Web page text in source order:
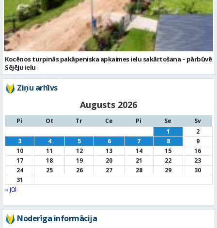
Kocēnos turpinās pakāpeniska apkaimes ielu sakārtošana – pārbūvē
Sējēju ielu
Ziņu arhīvs
Augusts 2026
Pi Ot Tr Ce Pi Se
Sv
1
2
3
4 5 6 7 8
9
10
11 12 13 14 15
16
17
18 19 20 21 22
23
24
25 26 27 28 29
30
31
« Jūl
Noderīga informācija